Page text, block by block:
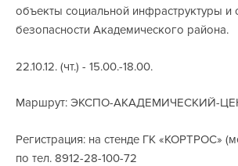
объекты социальной инфраструктуры и
безопасности Академического района.
22.10.12. (чт.) - 15.00.-18.00.
Маршрут: ЭКСПО-АКАДЕМИЧЕСКИЙ-
Регистрация: на стенде ГК «КОРТРОС»
по тел. 8912-28-100-72